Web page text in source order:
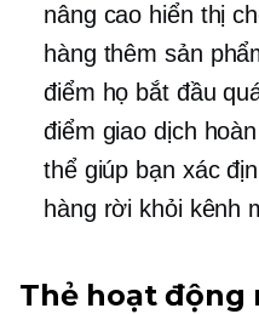
nâng cao hiển thị
hàng thêm sản
điểm họ bắt đầu
điểm giao dịch
thể giúp bạn xác
hàng rời khỏi kênh
Thẻ hoạt động